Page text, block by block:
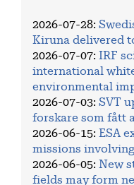
2026-07-28:
Kiruna delivered
2026-07-07: IRF
international
environmental
2026-07-03: SVT
forskare som fått
2026-06-15: ESA
missions
2026-06-05: New
fields may form